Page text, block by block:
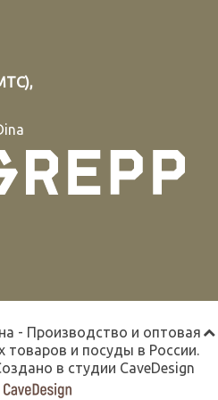
,
- Производство и оптовая
товаров и посуды в России.
в студии CaveDesign